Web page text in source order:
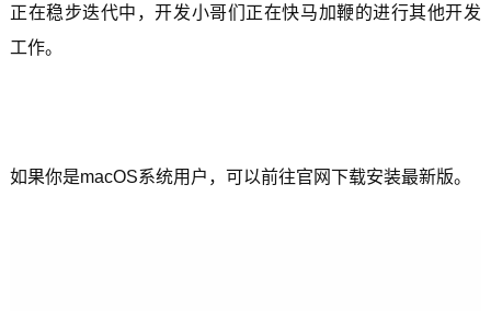
正在稳步迭代中，开发小哥们正在快马加鞭的进行其他开发
工作。
如果你是macOS系统用户，可以前往官网下载安装最新版。